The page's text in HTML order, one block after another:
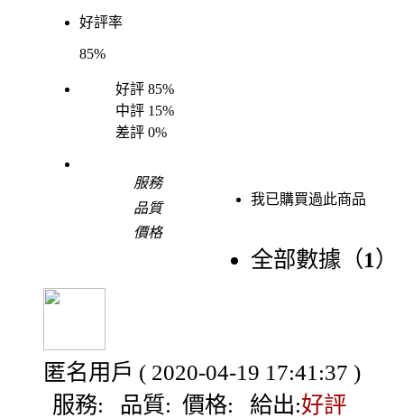
好評率
85%
好評 85%
中評 15%
差評 0%
服務
品質
價格
我已購買過此商品
全部數據（1）
匿名用戶 ( 2020-04-19 17:41:37 )
服務: 品質: 價格: 給出:好評